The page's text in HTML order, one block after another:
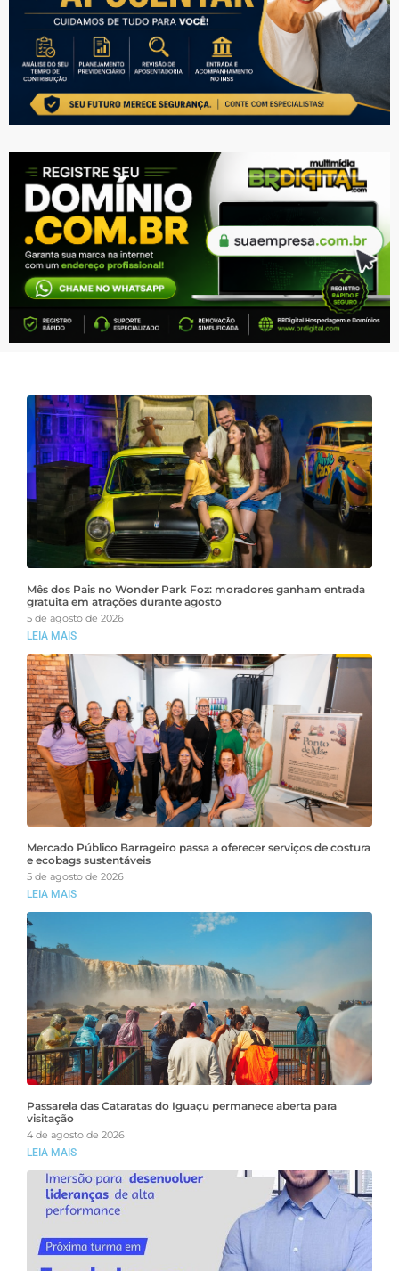
Mês dos Pais no Wonder Park Foz: moradores ganham entrada
gratuita em atrações durante agosto
5 de agosto de 2026
LEIA MAIS
Mercado Público Barrageiro passa a oferecer serviços de costura
e ecobags sustentáveis
5 de agosto de 2026
LEIA MAIS
Passarela das Cataratas do Iguaçu permanece aberta para
visitação
4 de agosto de 2026
LEIA MAIS